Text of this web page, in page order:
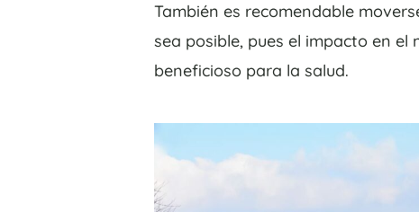
También es recomendable
sea posible, pues el impacto en el
beneficioso para la salud.